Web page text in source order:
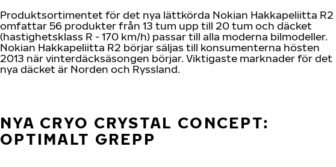
Produktsortimentet för det nya lättkörda Nokian Hakkapeliitta R2
omfattar 56 produkter från 13 tum upp till 20 tum och däcket
(hastighetsklass R - 170 km/h) passar till alla moderna bilmodeller.
Nokian Hakkapeliitta R2 börjar säljas till konsumenterna hösten
2013 när vinterdäcksäsongen börjar. Viktigaste marknader för det
nya däcket är Norden och Ryssland.
NYA CRYO CRYSTAL CONCEPT:
OPTIMALT GREPP